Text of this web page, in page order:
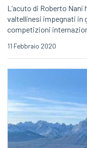
L’acuto di Roberto
valtellinesi impegnati in
competizioni
11 Febbraio 2020